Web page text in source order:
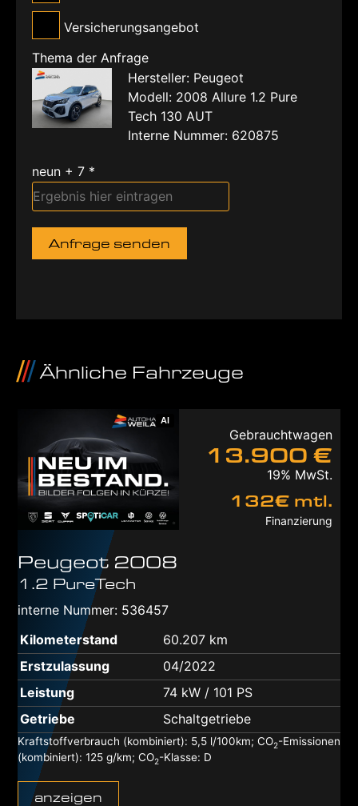
Versicherungsangebot
Thema der Anfrage
Hersteller: Peugeot
Modell: 2008 Allure 1.2 Pure
Tech 130 AUT
Interne Nummer: 620875
neun + 7 *
Anfrage senden
Ähnliche Fahrzeuge
AI
Gebrauchtwagen
13.900 €
19% MwSt.
132€ mtl.
Finanzierung
Peugeot 2008
1.2 PureTech
interne Nummer: 536457
Kilometerstand
60.207 km
Erstzulassung
04/2022
Leistung
74 kW / 101 PS
Getriebe
Schaltgetriebe
Kraftstoffverbrauch (kombiniert): 5,5 l/100km; CO2-Emissionen
(kombiniert): 125 g/km; CO2-Klasse: D
anzeigen